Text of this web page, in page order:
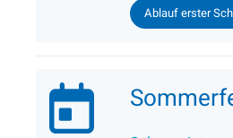
Ablauf erster